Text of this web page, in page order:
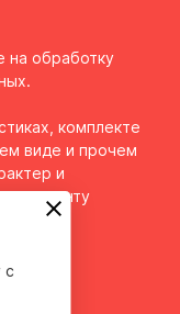
на обработку
комплекте
виде и прочем
и
к моменту
с